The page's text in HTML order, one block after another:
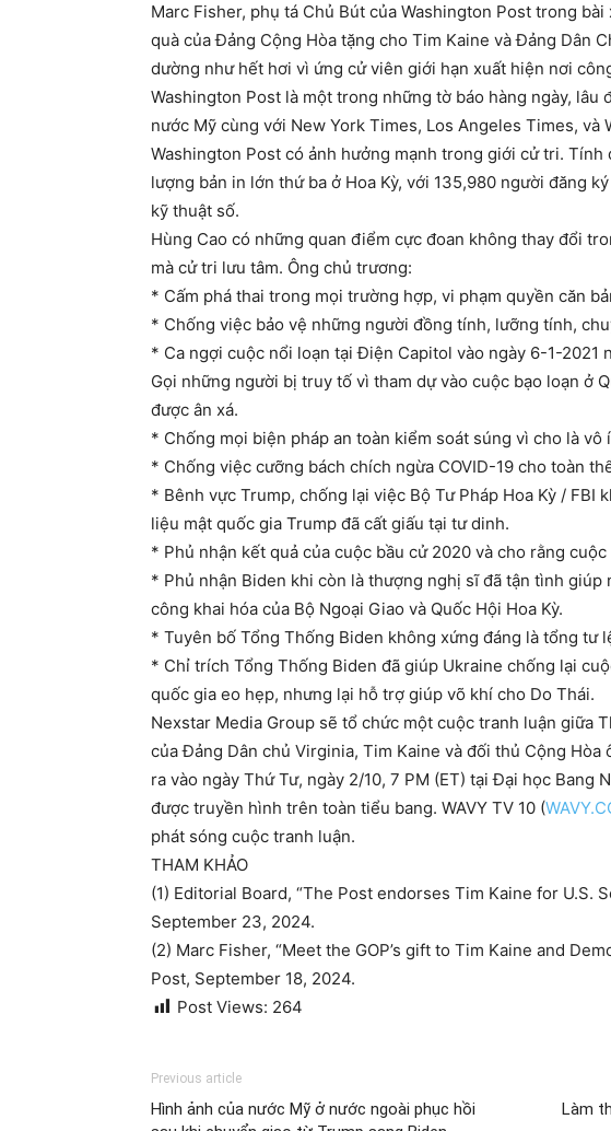
Marc Fisher, phụ tá Chủ Bút của Washington Post trong
quà của Đảng Cộng Hòa tặng cho Tim Kaine và Đảng Dân
dường như hết hơi vì ứng cử viên giới hạn xuất hiện nơi
Washington Post là một trong những tờ báo hàng ngày,
nước Mỹ cùng với New York Times, Los Angeles Times, và
Washington Post có ảnh hưởng mạnh trong giới cử tri.
lượng bản in lớn thứ ba ở Hoa Kỳ, với 135,980 người đăng
kỹ thuật số.
Hùng Cao có những quan điểm cực đoan không thay đổi
mà cử tri lưu tâm. Ông chủ trương:
* Cấm phá thai trong mọi trường hợp, vi phạm quyền căn
* Chống việc bảo vệ những người đồng tính, lưỡng tính,
* Ca ngợi cuộc nổi loạn tại Điện Capitol vào ngày 6-1-2021
Gọi những người bị truy tố vì tham dự vào cuộc bạo loạn ở
được ân xá.
* Chống mọi biện pháp an toàn kiểm soát súng vì cho là vô
* Chống việc cưỡng bách chích ngừa COVID-19 cho toàn
* Bênh vực Trump, chống lại việc Bộ Tư Pháp Hoa Kỳ / FBI
liệu mật quốc gia Trump đã cất giấu tại tư dinh.
* Phủ nhận kết quả của cuộc bầu cử 2020 và cho rằng
* Phủ nhận Biden khi còn là thượng nghị sĩ đã tận tình
công khai hóa của Bộ Ngoại Giao và Quốc Hội Hoa Kỳ.
* Tuyên bố Tổng Thống Biden không xứng đáng là tổng tư
* Chỉ trích Tổng Thống Biden đã giúp Ukraine chống lại
quốc gia eo hẹp, nhưng lại hỗ trợ giúp võ khí cho Do Thái.
Nexstar Media Group sẽ tổ chức một cuộc tranh luận giữa
của Đảng Dân chủ Virginia, Tim Kaine và đối thủ Cộng
ra vào ngày Thứ Tư, ngày 2/10, 7 PM (ET) tại Đại học
được truyền hình trên toàn tiểu bang. WAVY TV 10 (
phát sóng cuộc tranh luận.
THAM KHẢO
(1) Editorial Board, “The Post endorses Tim Kaine for U.S.
September 23, 2024.
(2) Marc Fisher, “Meet the GOP’s gift to Tim Kaine and
Post, September 18, 2024.
Post Views: 264
Previous article
Hình ảnh của nước Mỹ ở nước ngoài phục hồi
Làm